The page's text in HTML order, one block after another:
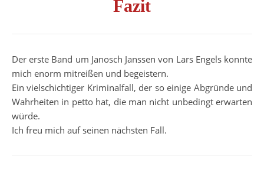
Fazit
Der erste Band um Janosch Janssen von Lars Engels konnte
mich enorm mitreißen und begeistern.
Ein vielschichtiger Kriminalfall, der so einige Abgründe und
Wahrheiten in petto hat, die man nicht unbedingt erwarten
würde.
Ich freu mich auf seinen nächsten Fall.